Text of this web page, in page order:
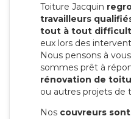
Toiture Jacquin
travailleurs
tout à tout
eux lors des
Nous pensons à
sommes prêt à
rénovation de
ou autres projets de
Nos couvreurs